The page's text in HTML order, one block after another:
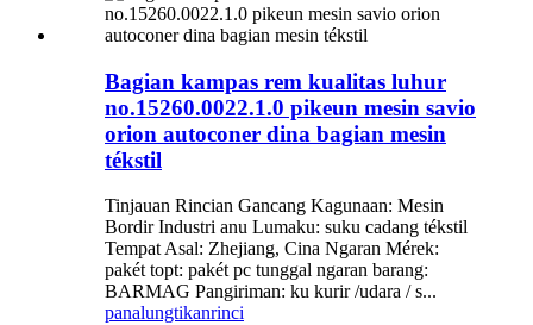
Bagian kampas rem kualitas luhur
no.15260.0022.1.0 pikeun mesin savio
orion autoconer dina bagian mesin
tékstil
Tinjauan Rincian Gancang Kagunaan: Mesin
Bordir Industri anu Lumaku: suku cadang tékstil
Tempat Asal: Zhejiang, Cina Ngaran Mérek:
pakét topt: pakét pc tunggal ngaran barang:
BARMAG Pangiriman: ku kurir /udara / s...
panalungtikanrinci